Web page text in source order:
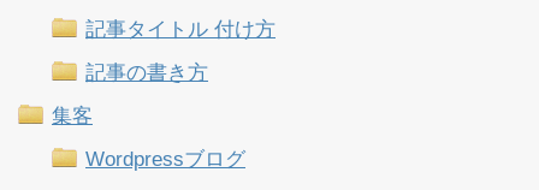
記事タイトル 付け方
記事の書き方
集客
Wordpressブログ